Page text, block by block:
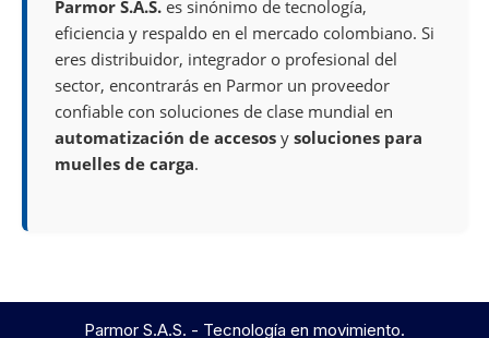
Parmor S.A.S. es sinónimo de tecnología,
eficiencia y respaldo en el mercado colombiano. Si
eres distribuidor, integrador o profesional del
sector, encontrarás en Parmor un proveedor
confiable con soluciones de clase mundial en
automatización de accesos y soluciones para
muelles de carga.
Parmor S.A.S. - Tecnología en movimiento.